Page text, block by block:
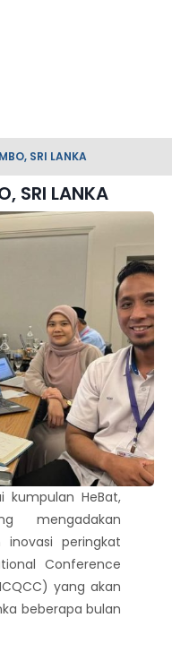
SRI LANKA
SRI LANKA
kumpulan HeBat,
mengadakan
inovasi peringkat
Conference
yang akan
beberapa bulan